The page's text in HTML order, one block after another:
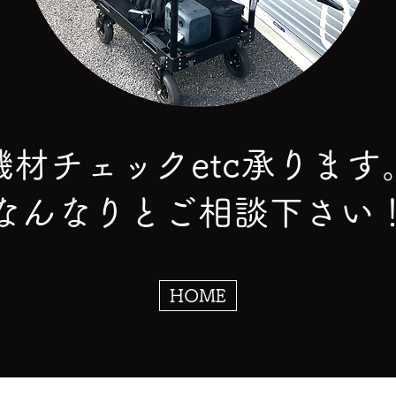
材チェックetc承ります
んなりとご相談下さい
HOME